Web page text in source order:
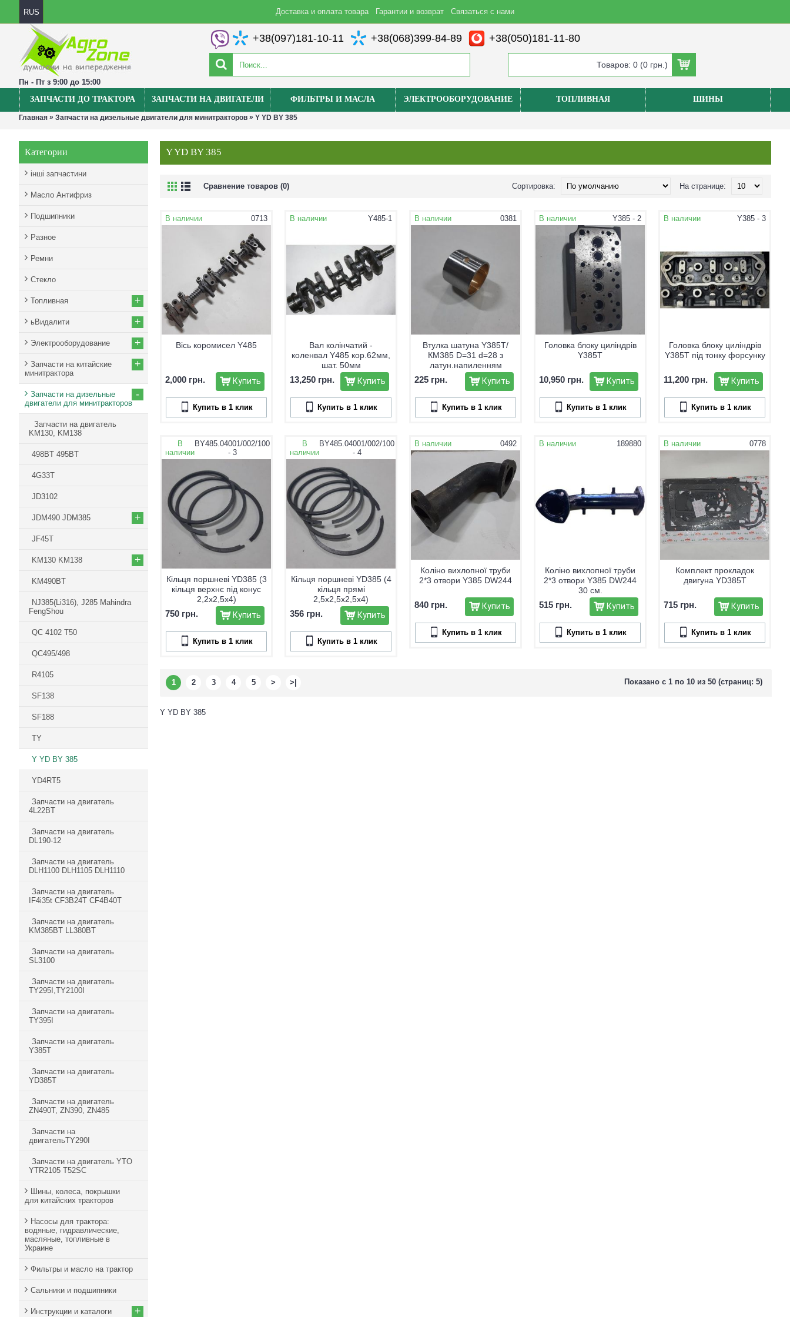
Доставка и оплата товара Гарантии и возврат Связаться с нами
RUS
+38(097)181-10-11 +38(068)399-84-89 +38(050)181-11-80
Пн - Пт з 9:00 до 15:00
Товаров: 0 (0 грн.)
ЗАПЧАСТИ ДО ТРАКТОРА ЗАПЧАСТИ НА ДВИГАТЕЛИ ФИЛЬТРЫ И МАСЛА ЭЛЕКТРООБОРУДОВАНИЕ ТОПЛИВНАЯ ШИНЫ
Главная » Запчасти на дизельные двигатели для минитракторов » Y YD BY 385
Категории
інші запчастини
Масло Антифриз
Подшипники
Разное
Ремни
Стекло
Топливная +
ьВидалити +
Электрооборудование +
Запчасти на китайские
минитрактора
+
Запчасти на дизельные
двигатели для минитракторов
-
Запчасти на двигатель
KM130, KM138
498BT 495BT
4G33T
JD3102
JDM490 JDM385 +
JF45T
KM130 KM138 +
KM490BT
NJ385(Li316), J285 Mahindra
FengShou
QC 4102 T50
QC495/498
R4105
SF138
SF188
TY
Y YD BY 385
YD4RT5
Запчасти на двигатель
4L22BT
Запчасти на двигатель
DL190-12
Запчасти на двигатель
DLH1100 DLH1105 DLH1110
Запчасти на двигатель
IF4i35t CF3B24T CF4B40T
Запчасти на двигатель
KM385BT LL380BT
Запчасти на двигатель
SL3100
Запчасти на двигатель
TY295I,TY2100I
Запчасти на двигатель
TY395I
Запчасти на двигатель
Y385T
Запчасти на двигатель
YD385T
Запчасти на двигатель
ZN490T, ZN390, ZN485
Запчасти на
двигательTY290I
Запчасти на двигатель YTO
YTR2105 T52SC
Шины, колеса, покрышки
для китайских тракторов
Насосы для трактора:
водяные, гидравлические,
масляные, топливные в
Украине
Фильтры и масло на трактор
Сальники и подшипники
Инструкции и каталоги +
Y YD BY 385
Сравнение товаров (0) На странице:
Сортировка:
В наличии 0713
Вісь коромисел Y485
2,000 грн. Купить
Купить в 1 клик
В наличии Y485-1
Вал колінчатий -
коленвал Y485 кор.62мм,
шат. 50мм
13,250 грн. Купить
Купить в 1 клик
В наличии 0381
Втулка шатуна Y385T/
КМ385 D=31 d=28 з
латун.напиленням
225 грн. Купить
Купить в 1 клик
В наличии Y385 - 2
Головка блоку циліндрів
Y385T
10,950 грн. Купить
Купить в 1 клик
В наличии Y385 - 3
Головка блоку циліндрів
Y385T під тонку форсунку
11,200 грн. Купить
Купить в 1 клик
В
наличии
BY485.04001/002/100
- 3
Кільця поршневі YD385 (3
кільця верхнє під конус
2,2х2,5х4)
750 грн. Купить
Купить в 1 клик
В
наличии
BY485.04001/002/100
- 4
Кільця поршневі YD385 (4
кільця прямі
2,5х2,5х2,5х4)
356 грн. Купить
Купить в 1 клик
В наличии 0492
Коліно вихлопної труби
2*3 отвори Y385 DW244
840 грн. Купить
Купить в 1 клик
В наличии 189880
Коліно вихлопної труби
2*3 отвори Y385 DW244
30 см.
515 грн. Купить
Купить в 1 клик
В наличии 0778
Комплект прокладок
двигуна YD385T
715 грн. Купить
Купить в 1 клик
1 2 3 4 5 > >| Показано с 1 по 10 из 50 (страниц: 5)
Y YD BY 385